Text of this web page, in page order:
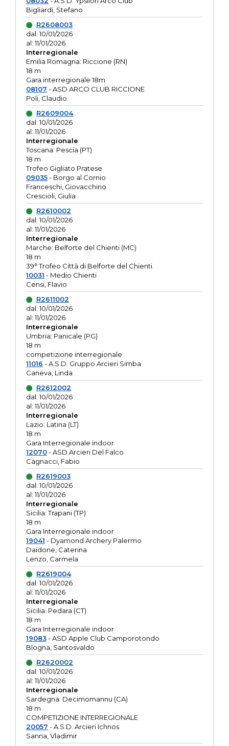
Bigliardi, Stefano
R2608003
dal: 10/01/2026
al: 11/01/2026
Interregionale
Emilia Romagna: Riccione (RN)
18 m
Gara interregionale 18m
08107 - ASD ARCO CLUB RICCIONE
Poli, Claudio
R2609004
dal: 10/01/2026
al: 11/01/2026
Interregionale
Toscana: Pescia (PT)
18 m
Trofeo Gigliato Pratese
09035- Borgo al Cornio
Franceschi, Giovacchino
Crescioli, Giulia
R2610002
dal: 10/01/2026
al: 11/01/2026
Interregionale
Marche: Belforte del Chienti (MC)
18 m
39° Trofeo Città di Belforte del Chienti.
10031 - Medio Chienti
Censi, Flavio
R2611002
dal: 10/01/2026
al: 11/01/2026
Interregionale
Umbria: Panicale (PG)
18 m
competizione interregionale
11016 - A.S.D. Gruppo Arcieri Simba
Caneva, Linda
R2612002
dal: 10/01/2026
al: 11/01/2026
Interregionale
Lazio: Latina (LT)
18 m
Gara Interregionale indoor
12070- ASD Arcieri Del Falco
Cagnacci, Fabio
R2619003
dal: 10/01/2026
al: 11/01/2026
Interregionale
Sicilia: Trapani (TP)
18 m
Gara Interregionale indoor
19041 - Dyamond Archery Palermo
Daidone, Caterina
Lenzo, Carmela
R2619004
dal: 10/01/2026
al: 11/01/2026
Interregionale
Sicilia: Pedara (CT)
18 m
Gara Interregionale indoor
19083- ASD Apple Club Camporotondo
Blogna, Santosvaldo
R2620002
dal: 10/01/2026
al: 11/01/2026
Interregionale
Sardegna: Decimomannu (CA)
18 m
COMPETIZIONE INTERREGIONALE
20057 - A.S.D. Arcieri Ichnos
Sanna, Vladimir